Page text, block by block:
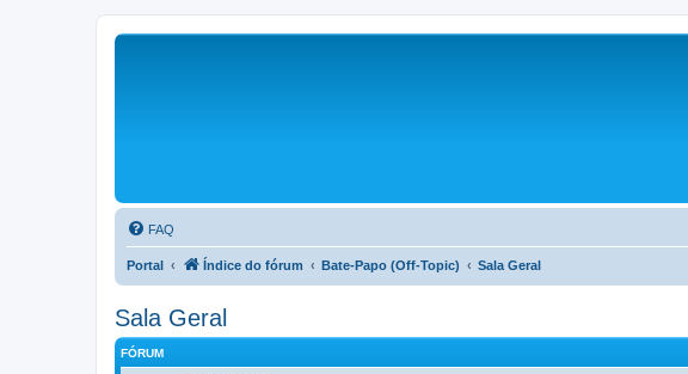
FAQ
Portal Índice do fórum Bate-Papo (Off-Topic) Sala Geral
Sala Geral
FÓRUM